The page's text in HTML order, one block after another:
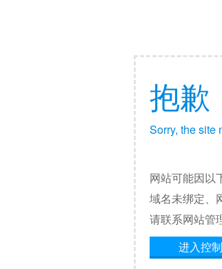
抱歉
Sorry, the site
网站可能因以
域名未绑定、
请联系网站管
进入控